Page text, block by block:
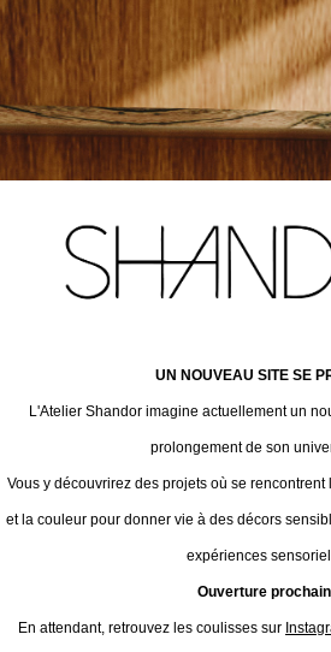
UN NOUVEAU SITE SE
L'Atelier Shandor imagine actuellement un
prolongement de son
Vous y découvrirez des projets où se
et la couleur pour donner vie à des décors
expériences
Ouverture
En attendant, retrouvez les coulisses sur